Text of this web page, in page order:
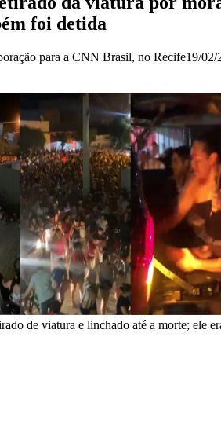
foi detida
para a CNN Brasil, no Recife19/02/
de viatura e linchado até a morte; ele